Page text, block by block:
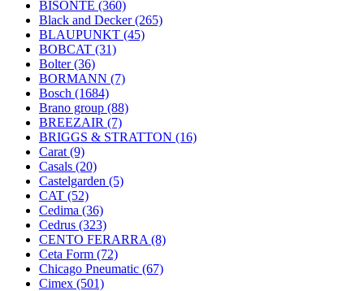
BISONTE (360)
Black and Decker(265)
BLAUPUNKT (45)
BOBCAT (31)
Bolter(36)
BORMANN (7)
Bosch (1684)
Brano group (88)
BREEZAIR (7)
BRIGGS & STRATTON (16)
Carat (9)
Casals (20)
Castelgarden (5)
CAT (52)
Cedima (36)
Cedrus (323)
CENTO FERARRA (8)
Ceta Form (72)
Chicago Pneumatic (67)
Cimex (501)